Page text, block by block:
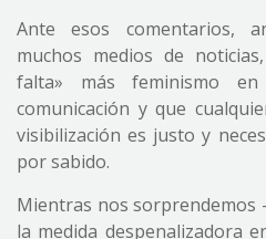
Ante esos comentarios,
muchos medios de
falta» más feminismo
comunicación y que
visibilización es justo y
por sabido.
Mientras nos sorprendemos
la medida despenalizadora